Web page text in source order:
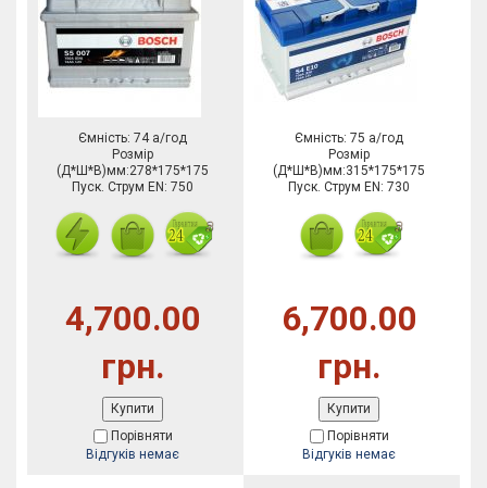
Ємність: 74 а/год
Розмір
(Д*Ш*В)мм:278*175*175
Пуск. Струм EN: 750
4,700.00
грн.
Купити
Порівняти
Відгуків немає
Ємність: 75 а/год
Розмір
(Д*Ш*В)мм:315*175*175
Пуск. Струм EN: 730
6,700.00
грн.
Купити
Порівняти
Відгуків немає